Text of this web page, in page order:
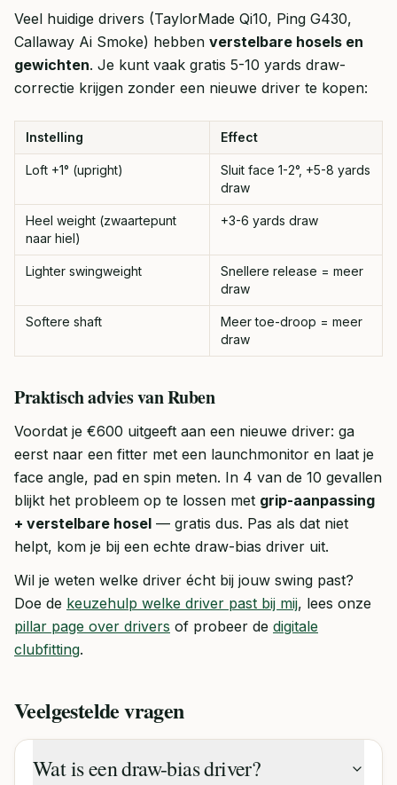
Veel huidige drivers (TaylorMade Qi10, Ping G430,
Callaway Ai Smoke) hebben verstelbare hosels en
gewichten. Je kunt vaak gratis 5-10 yards draw-
correctie krijgen zonder een nieuwe driver te kopen:
Instelling Effect
Loft +1° (upright)
Sluit face 1-2°, +5-8 yards
draw
Heel weight (zwaartepunt
naar hiel)
+3-6 yards draw
Lighter swingweight
Snellere release = meer
draw
Softere shaft
Meer toe-droop = meer
draw
Praktisch advies van Ruben
Voordat je €600 uitgeeft aan een nieuwe driver: ga
eerst naar een fitter met een launchmonitor en laat je
face angle, pad en spin meten. In 4 van de 10 gevallen
blijkt het probleem op te lossen met grip-aanpassing
+ verstelbare hosel — gratis dus. Pas als dat niet
helpt, kom je bij een echte draw-bias driver uit.
Wil je weten welke driver écht bij jouw swing past?
Doe de keuzehulp welke driver past bij mij, lees onze
pillar page over drivers of probeer de digitale
clubfitting.
Veelgestelde vragen
Wat is een draw-bias driver?